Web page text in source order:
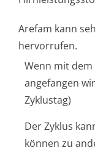
Arefam kann
hervorrufen.
Wenn mit
angefangen
Zyklustag)
Der Zyklus
können zu